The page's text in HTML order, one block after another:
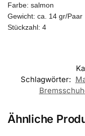
Farbe: salmon
Gewicht: ca. 14 gr/Paar
Stückzahl: 4
Schlagwörter:
Ähnliche